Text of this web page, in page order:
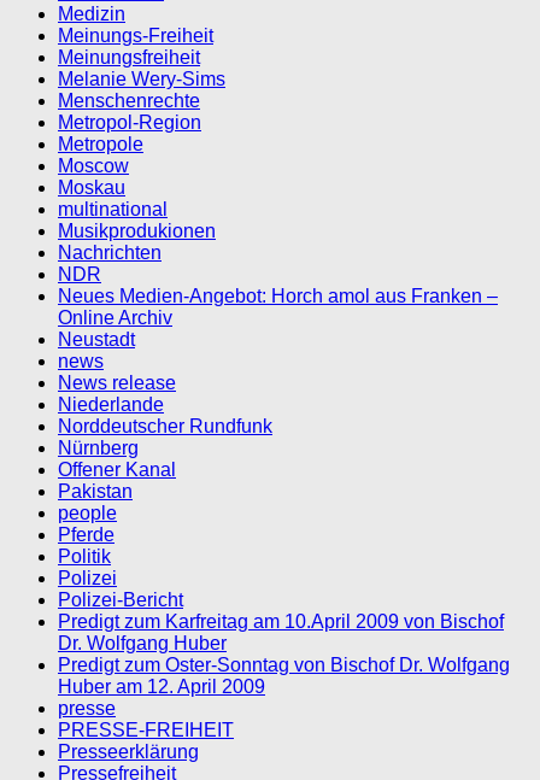
Medizin
Meinungs-Freiheit
Meinungsfreiheit
Melanie Wery-Sims
Menschenrechte
Metropol-Region
Metropole
Moscow
Moskau
multinational
Musikprodukionen
Nachrichten
NDR
Neues Medien-Angebot: Horch amol aus Franken –
Online Archiv
Neustadt
news
News release
Niederlande
Norddeutscher Rundfunk
Nürnberg
Offener Kanal
Pakistan
people
Pferde
Politik
Polizei
Polizei-Bericht
Predigt zum Karfreitag am 10.April 2009 von Bischof
Dr. Wolfgang Huber
Predigt zum Oster-Sonntag von Bischof Dr. Wolfgang
Huber am 12. April 2009
presse
PRESSE-FREIHEIT
Presseerklärung
Pressefreiheit